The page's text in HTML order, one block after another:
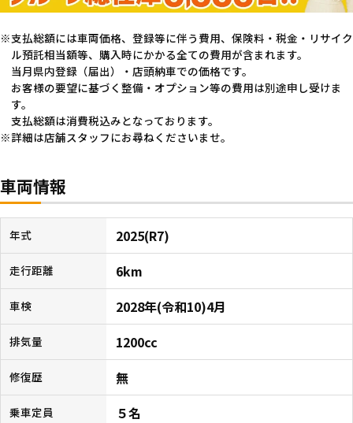
支払総額には車両価格、登録等に伴う費用、保険料・税金・リサイク
ル預託相当額等、購入時にかかる全ての費用が含まれます。
当月県内登録（届出）・店頭納車での価格です。
お客様の要望に基づく整備・オプション等の費用は別途申し受けま
す。
支払総額は消費税込みとなっております。
詳細は店舗スタッフにお尋ねくださいませ。
車両情報
年式 2025(R7)
走行距離 6km
車検 2028年(令和10)4月
排気量 1200cc
修復歴 無
乗車定員 ５名